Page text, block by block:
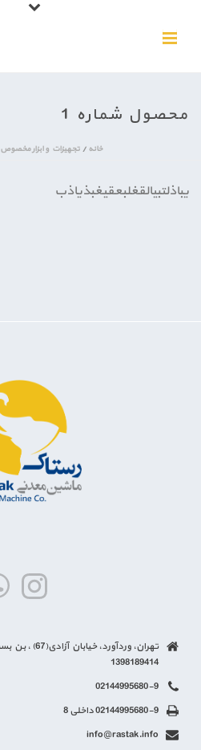
محصول شماره 1
خانه / تجهیزات و ابزار مخصوص
یباذلتبیالقغلبعقیغبذیاذب
1398189414
02144995680-9
02144995680-9 داخلی 8
info@rastak.info